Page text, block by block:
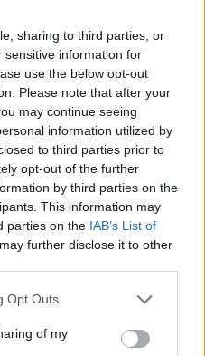
sharing to third parties, or
sensitive information for
use the below opt-out
Please note that after your
may continue seeing
information utilized by
to third parties prior to
opt-out of the further
by third parties on the
This information may
parties on the IAB’s List of
further disclose it to other
Opt Outs
of my
πάρκου στη
τρεις
μονάδες ο Γενικός